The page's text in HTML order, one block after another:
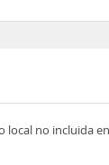
local no incluida